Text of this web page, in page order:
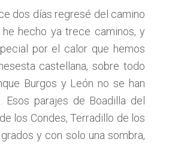
dos días regresé del camino
he hecho ya trece caminos, y
por el calor que hemos
castellana, sobre todo
Burgos y León no se han
Esos parajes de Boadilla del
los Condes, Terradillo de los
y con solo una sombra,